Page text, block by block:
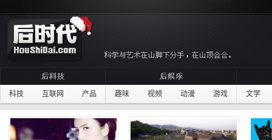
科技 互联网 产品 趣味 视频 动漫 游戏 文学